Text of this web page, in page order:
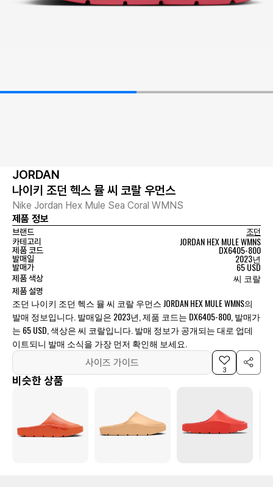
JORDAN
나이키 조던 헥스 뮬 씨 코랄 우먼스
Nike Jordan Hex Mule Sea Coral WMNS
제품 정보
브랜드
조던
카테고리
JORDAN HEX MULE WMNS
제품 코드 DX6405-800
발매일 2023년
발매가 65 USD
제품 색상 씨 코랄
제품 설명
조던 나이키 조던 헥스 뮬 씨 코랄 우먼스 JORDAN HEX MULE WMNS의
발매 정보입니다. 발매일은 2023년, 제품 코드는 DX6405-800, 발매가
는 65 USD, 색상은 씨 코랄입니다. 발매 정보가 공개되는 대로 업데
이트되니 발매 소식을 가장 먼저 확인해 보세요.
사이즈 가이드
3
비슷한 상품